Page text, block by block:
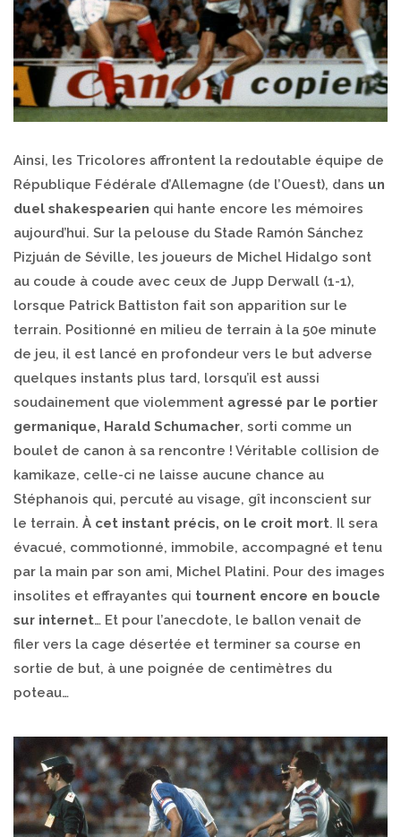
Ainsi, les Tricolores affrontent la redoutable équipe de
République Fédérale d’Allemagne (de l’Ouest), dans un
duel shakespearien qui hante encore les mémoires
aujourd’hui. Sur la pelouse du Stade Ramón Sánchez
Pizjuán de Séville, les joueurs de Michel Hidalgo sont
au coude à coude avec ceux de Jupp Derwall (1-1),
lorsque Patrick Battiston fait son apparition sur le
terrain. Positionné en milieu de terrain à la 50e minute
de jeu, il est lancé en profondeur vers le but adverse
quelques instants plus tard, lorsqu’il est aussi
soudainement que violemment agressé par le portier
germanique, Harald Schumacher, sorti comme un
boulet de canon à sa rencontre ! Véritable collision de
kamikaze, celle-ci ne laisse aucune chance au
Stéphanois qui, percuté au visage, gît inconscient sur
le terrain. À cet instant précis, on le croit mort. Il sera
évacué, commotionné, immobile, accompagné et tenu
par la main par son ami, Michel Platini. Pour des images
insolites et effrayantes qui tournent encore en boucle
sur internet… Et pour l’anecdote, le ballon venait de
filer vers la cage désertée et terminer sa course en
sortie de but, à une poignée de centimètres du
poteau…